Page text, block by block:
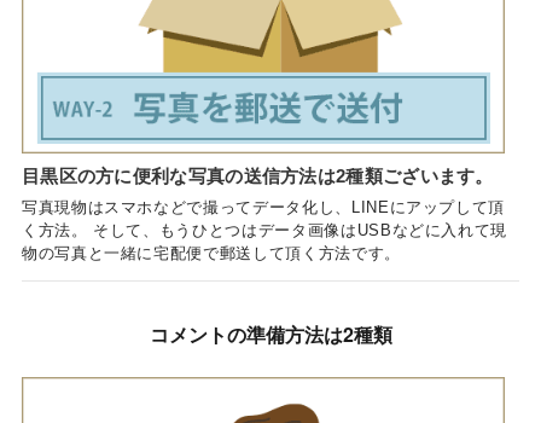
目黒区の方に便利な写真の送信方法は2種類ございます。
写真現物はスマホなどで撮ってデータ化し、LINEにアップして頂
く方法。 そして、もうひとつはデータ画像はUSBなどに入れて現
物の写真と一緒に宅配便で郵送して頂く方法です。
コメントの準備方法は2種類